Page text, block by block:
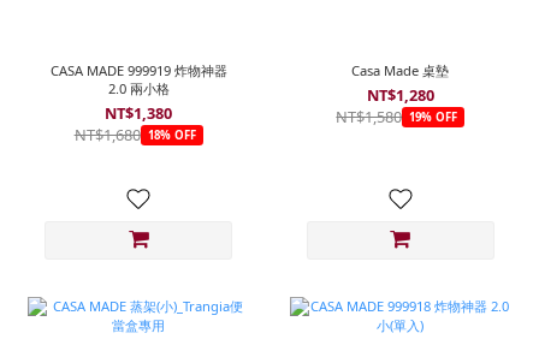
CASA MADE 999919 炸物神器
2.0 兩小格
NT$1,380
NT$1,680 18% OFF
Casa Made 桌墊
NT$1,280
NT$1,580 19% OFF